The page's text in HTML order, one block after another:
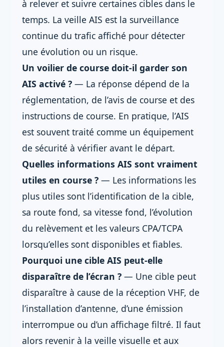
à relever et suivre certaines cibles dans le
temps. La veille AIS est la surveillance
continue du trafic affiché pour détecter
une évolution ou un risque.
Un voilier de course doit-il garder son
AIS activé ? — La réponse dépend de la
réglementation, de l’avis de course et des
instructions de course. En pratique, l’AIS
est souvent traité comme un équipement
de sécurité à vérifier avant le départ.
Quelles informations AIS sont vraiment
utiles en course ? — Les informations les
plus utiles sont l’identification de la cible,
sa route fond, sa vitesse fond, l’évolution
du relèvement et les valeurs CPA/TCPA
lorsqu’elles sont disponibles et fiables.
Pourquoi une cible AIS peut-elle
disparaître de l’écran ? — Une cible peut
disparaître à cause de la réception VHF, de
l’installation d’antenne, d’une émission
interrompue ou d’un affichage filtré. Il faut
alors revenir à la veille visuelle et aux